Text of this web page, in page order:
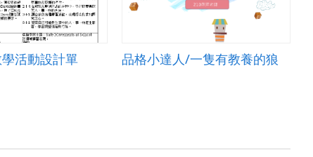
活動設計單 品格小達人/一隻有教養的狼